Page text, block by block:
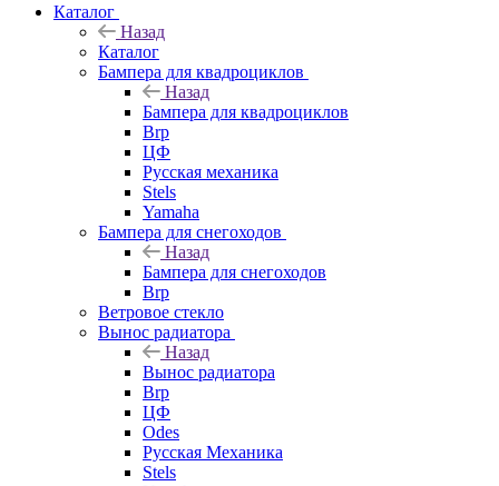
Каталог
Назад
Каталог
Бампера для квадроциклов
Назад
Бампера для квадроциклов
Brp
ЦФ
Русская механика
Stels
Yamaha
Бампера для снегоходов
Назад
Бампера для снегоходов
Brp
Ветровое стекло
Вынос радиатора
Назад
Вынос радиатора
Brp
ЦФ
Odes
Русская Механика
Stels